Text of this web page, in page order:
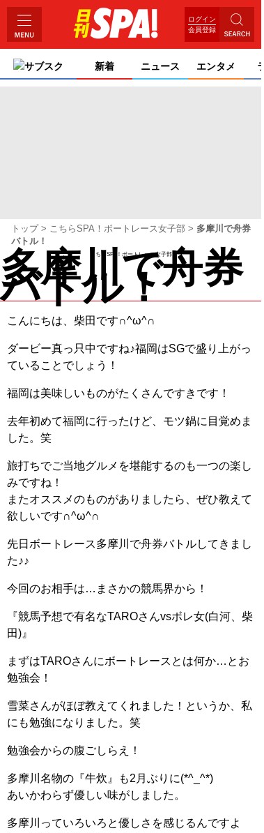
ログイン
会員登録
サブスク 新着 ニュース エンタメ
トップ こちらSPA！ボートレース女子部
多摩川で舟券
バトル！
こちらSPA！ボートレース女子部
多摩川で舟券
バトル！
こんにちは、柴田です∩^ω^∩
ダービー真っ只中ですね♪福岡はSGで盛り上がっ
ていることでしょう！
福岡は美味しいものがたくさんですきです！
去年初めて福岡に行ったけど、モツ鍋に目覚めま
した。笑
旅打ちでご当地グルメを堪能するのも一つの楽し
みですね！
またオススメのものがありましたら、ぜひ教えて
欲しいです∩^ω^∩
先日ボートレース多摩川で舟券バトルしてきまし
た♪♪
今回のお相手は…まさかの競馬界から！
『競馬予想で有名なTAROさんvsボレ女(白河、柴
田)』
まずはTAROさんにボートレースとは何か…とお
勉強会！
雪菜さんがほぼ教えてくれました！というか、私
にも勉強になりました。笑
勉強会からの腹ごしらえ！
多摩川名物の『牛炊』も2月ぶりに(*^_^*)
あいかわらず優しい味がしました。
多摩川っていろいろと優しさを感じるんですよ